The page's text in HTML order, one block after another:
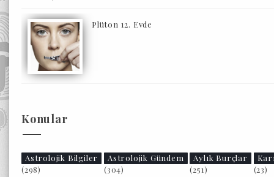
Plüton 12. Evde
Konular
Astrolojik Bilgiler
(298)
Astrolojik Gündem
(304)
Aylık Burçlar
(251)
(23)